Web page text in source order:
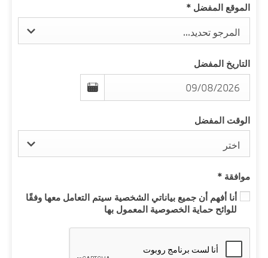
الموقع المفضل*
المرجو تحديد...
التاريخ المفضل
الوقت المفضل
اختر
موافقة*
أنا أفهم أن جميع بياناتي الشخصية سيتم التعامل معها وفقًا
للوائح حماية الخصوصية المعمول بها